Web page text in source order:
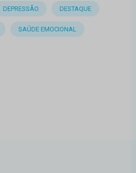
DEPRESSÃO DESTAQUE
SAÚDE EMOCIONAL